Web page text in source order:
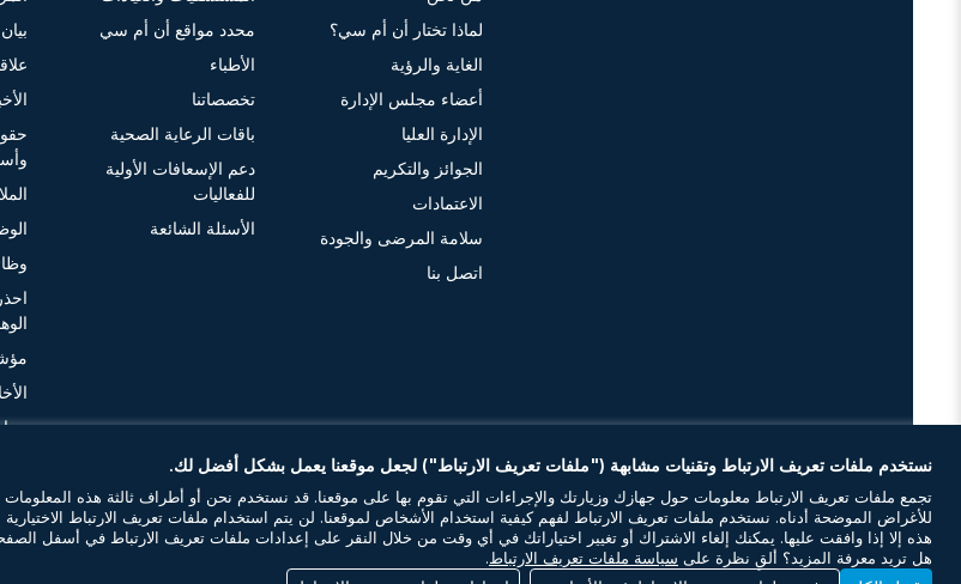
لماذا تختار أن أم سي؟
الغاية والرؤية
أعضاء مجلس الإدارة
الإدارة العليا
الجوائز والتكريم
الاعتمادات
سلامة المرضى والجودة
اتصل بنا
محدد مواقع أن أم سي
الأطباء
تخصصاتنا
باقات الرعاية الصحية
دعم الإسعافات الأولية
للفعاليات
الأسئلة الشائعة
نستخدم ملفات تعريف الارتباط وتقنيات مشابهة ("ملفات تعريف الارتباط") لجعل موقعنا يعمل بشكل أفضل لك.
تجمع ملفات تعريف الارتباط معلومات حول جهازك وزيارتك والإجراءات التي تقوم بها على موقعنا. قد نستخدم نحن أو أطراف ثالثة هذه المعلومات
للأغراض الموضحة أدناه. نستخدم ملفات تعريف الارتباط لفهم كيفية استخدام الأشخاص لموقعنا. لن يتم استخدام ملفات تعريف الارتباط الاختيارية
هذه إلا إذا وافقت عليها. يمكنك إلغاء الاشتراك أو تغيير اختياراتك في أي وقت من خلال النقر على إعدادات ملفات تعريف الارتباط في أسفل
هل تريد معرفة المزيد؟ ألقِ نظرة على سياسة ملفات تعريف الارتباط.